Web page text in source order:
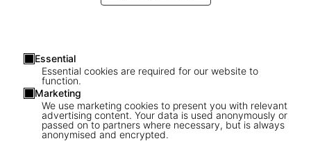
Essential
Essential cookies are required for our website to
function.
Marketing
We use marketing cookies to present you with relevant
advertising content. Your data is used anonymously or
passed on to partners where necessary, but is always
anonymised and encrypted.
1/7